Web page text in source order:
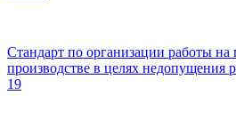
Стандарт по организации работы
производстве в целях недопущения
19